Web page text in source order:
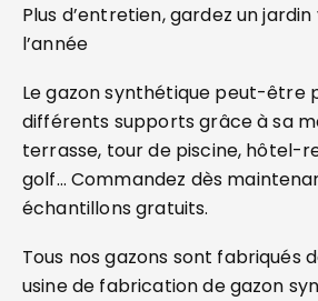
Plus d’entretien, gardez un
l’année
Le gazon synthétique peut-être
différents supports grâce à sa
terrasse, tour de piscine, hôtel-
golf… Commandez dès
échantillons gratuits.
Tous nos gazons sont fabriqués
usine de fabrication de gazon